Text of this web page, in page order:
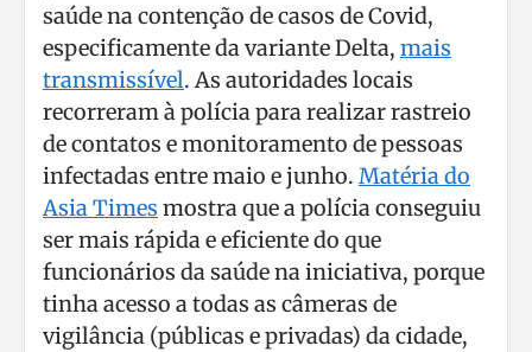
saúde na contenção de casos de Covid,
especificamente da variante Delta, mais
transmissível. As autoridades locais
recorreram à polícia para realizar rastreio
de contatos e monitoramento de pessoas
infectadas entre maio e junho. Matéria do
Asia Times mostra que a polícia conseguiu
ser mais rápida e eficiente do que
funcionários da saúde na iniciativa, porque
tinha acesso a todas as câmeras de
vigilância (públicas e privadas) da cidade,